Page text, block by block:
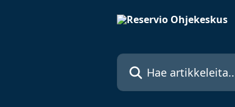
Hae artikkeleita...